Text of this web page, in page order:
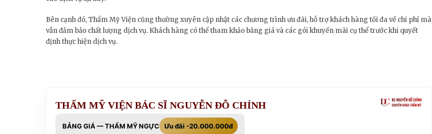
Bên cạnh đó, Thẩm Mỹ Viện cũng thường xuyên cập nhật các chương trình ưu đãi, hỗ trợ khách hàng tối đa về chi phí mà
vẫn đảm bảo chất lượng dịch vụ. Khách hàng có thể tham khảo bảng giá và các gói khuyến mãi cụ thể trước khi quyết
định thực hiện dịch vụ.
THẨM MỸ VIỆN BÁC SĨ NGUYỄN ĐỖ CHỈNH
BẢNG GIÁ — THẨM MỸ NGỰC Ưu đãi -20.000.000đ